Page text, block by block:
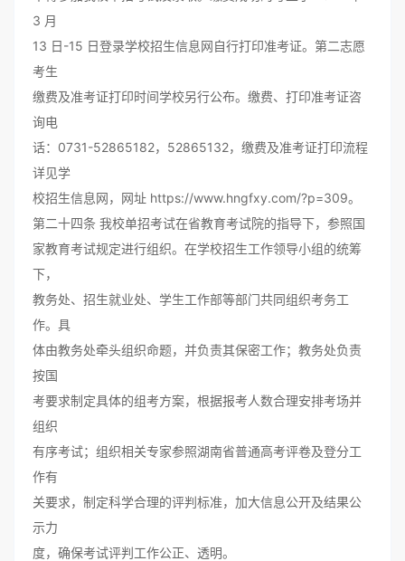
3 月
13 日-15 日登录学校招生信息网自行打印准考证。第二志愿
考生
缴费及准考证打印时间学校另行公布。缴费、打印准考证咨
询电
话：0731-52865182，52865132，缴费及准考证打印流程
详见学
校招生信息网，网址 https://www.hngfxy.com/?p=309。
第二十四条 我校单招考试在省教育考试院的指导下，参照国
家教育考试规定进行组织。在学校招生工作领导小组的统筹
下，
教务处、招生就业处、学生工作部等部门共同组织考务工
作。具
体由教务处牵头组织命题，并负责其保密工作；教务处负责
按国
考要求制定具体的组考方案，根据报考人数合理安排考场并
组织
有序考试；组织相关专家参照湖南省普通高考评卷及登分工
作有
关要求，制定科学合理的评判标准，加大信息公开及结果公
示力
度，确保考试评判工作公正、透明。